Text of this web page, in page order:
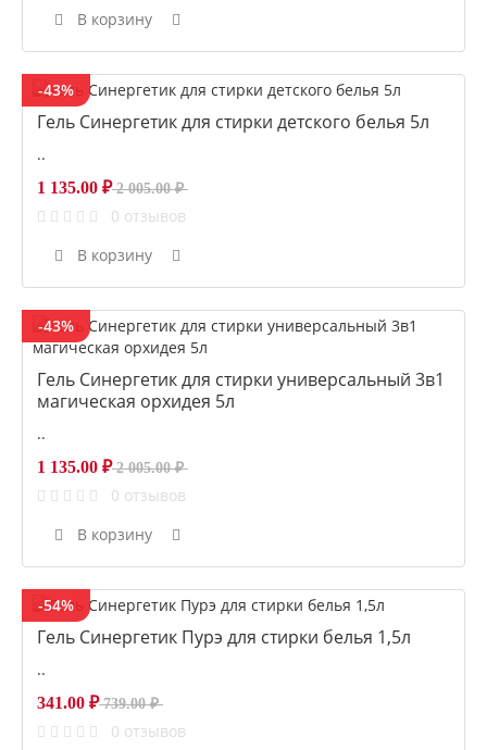
В корзину
-43%
Гель Синергетик для стирки детского белья 5л
..
2 005.00 ₽
1 135.00 ₽
0 отзывов
В корзину
-43%
Гель Синергетик для стирки универсальный 3в1
магическая орхидея 5л
..
2 005.00 ₽
1 135.00 ₽
0 отзывов
В корзину
-54%
Гель Синергетик Пурэ для стирки белья 1,5л
..
739.00 ₽
341.00 ₽
0 отзывов